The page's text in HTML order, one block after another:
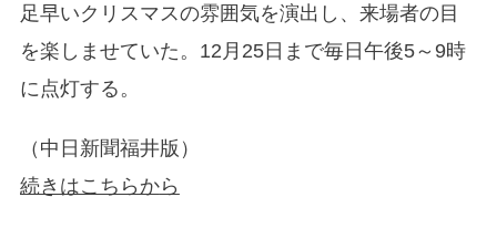
足早いクリスマスの雰囲気を演出し、来場者の目
を楽しませていた。12月25日まで毎日午後5～9時
に点灯する。
（中日新聞福井版）
続きはこちらから